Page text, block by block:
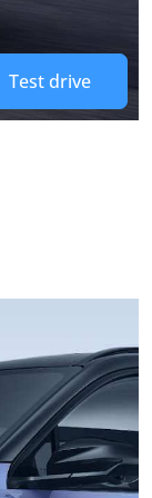
Test drive